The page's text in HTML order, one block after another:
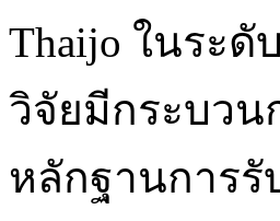
Thaijo ในระดั
วิจัยมีกระบวน
หลักฐานการรั